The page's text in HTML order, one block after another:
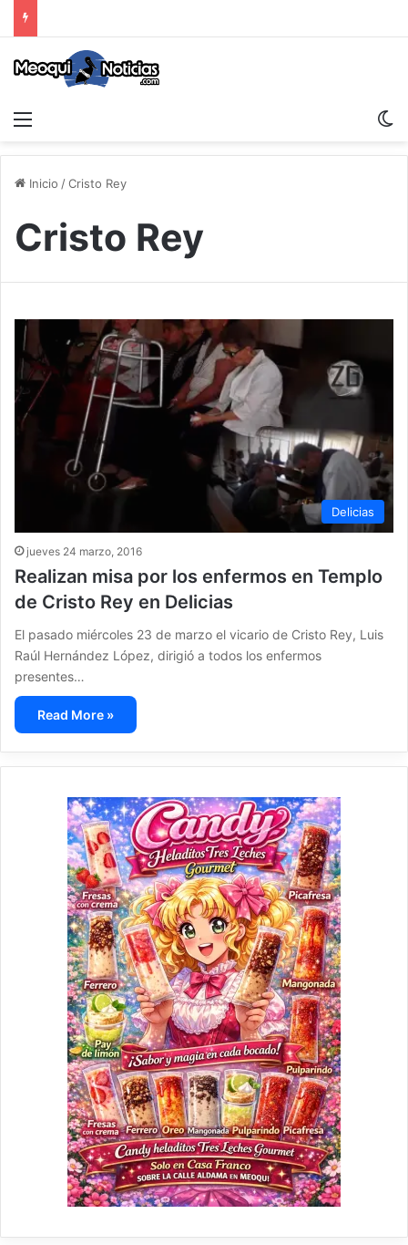
Inicio /Cristo Rey
Cristo Rey
Delicias
jueves 24 marzo, 2016
Realizan misa por los enfermos en Templo
de Cristo Rey en Delicias
El pasado miércoles 23 de marzo el vicario de Cristo Rey, Luis
Raúl Hernández López, dirigió a todos los enfermos
presentes…
Read More »